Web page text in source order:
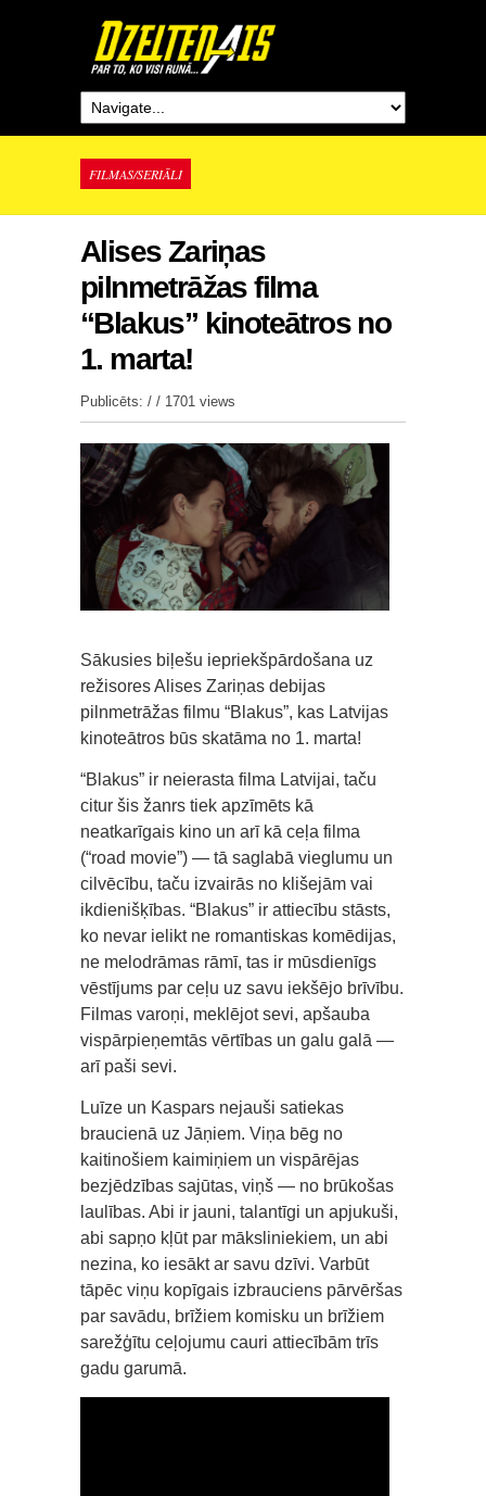
FILMAS/SERIĀLI
Alises Zariņas
pilnmetrāžas filma
“Blakus” kinoteātros no
1. marta!
Publicēts: / / 1701 views
Sākusies biļešu iepriekšpārdošana uz
režisores Alises Zariņas debijas
pilnmetrāžas filmu “Blakus”, kas Latvijas
kinoteātros būs skatāma no 1. marta!
“Blakus” ir neierasta filma Latvijai, taču
citur šis žanrs tiek apzīmēts kā
neatkarīgais kino un arī kā ceļa filma
(“road movie”) — tā saglabā vieglumu un
cilvēcību, taču izvairās no klišejām vai
ikdienišķības. “Blakus” ir attiecību stāsts,
ko nevar ielikt ne romantiskas komēdijas,
ne melodrāmas rāmī, tas ir mūsdienīgs
vēstījums par ceļu uz savu iekšējo brīvību.
Filmas varoņi, meklējot sevi, apšauba
vispārpieņemtās vērtības un galu galā —
arī paši sevi.
Luīze un Kaspars nejauši satiekas
braucienā uz Jāņiem. Viņa bēg no
kaitinošiem kaimiņiem un vispārējas
bezjēdzības sajūtas, viņš — no brūkošas
laulības. Abi ir jauni, talantīgi un apjukuši,
abi sapņo kļūt par māksliniekiem, un abi
nezina, ko iesākt ar savu dzīvi. Varbūt
tāpēc viņu kopīgais izbrauciens pārvēršas
par savādu, brīžiem komisku un brīžiem
sarežģītu ceļojumu cauri attiecībām trīs
gadu garumā.